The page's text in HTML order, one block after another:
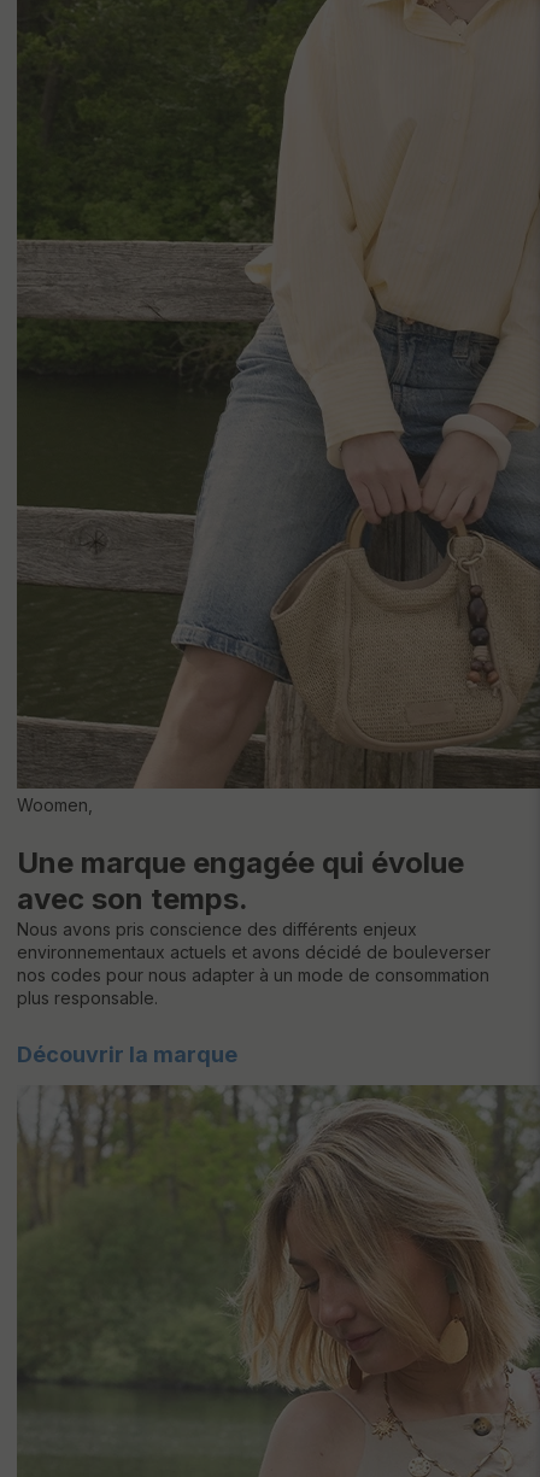
Woomen,
Une marque engagée qui évolue
avec son temps.
Nous avons pris conscience des différents enjeux
environnementaux actuels et avons décidé de bouleverser
nos codes pour nous adapter à un mode de consommation
plus responsable.
Découvrir la marque